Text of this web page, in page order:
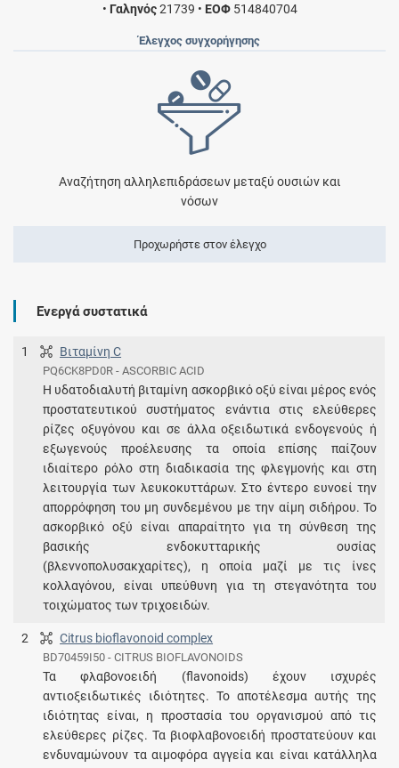
• Γαληνός21739 • ΕΟΦ514840704
Έλεγχος συγχορήγησης
Αναζήτηση αλληλεπιδράσεων μεταξύ ουσιών και
νόσων
Προχωρήστε στον έλεγχο
Ενεργά συστατικά
1 Βιταμίνη C
PQ6CK8PD0R - ASCORBIC ACID
Η υδατοδιαλυτή βιταμίνη ασκορβικό οξύ είναι μέρος ενός
προστατευτικού συστήματος ενάντια στις ελεύθερες
ρίζες οξυγόνου και σε άλλα οξειδωτικά ενδογενούς ή
εξωγενούς προέλευσης τα οποία επίσης παίζουν
ιδιαίτερο ρόλο στη διαδικασία της φλεγμονής και στη
λειτουργία των λευκοκυττάρων. Στο έντερο ευνοεί την
απορρόφηση του μη συνδεμένου με την αίμη σιδήρου. Το
ασκορβικό οξύ είναι απαραίτητο για τη σύνθεση της
βασικής ενδοκυτταρικής ουσίας
(βλεννοπολυσακχαρίτες), η οποία μαζί με τις ίνες
κολλαγόνου, είναι υπεύθυνη για τη στεγανότητα του
τοιχώματος των τριχοειδών.
2 Citrus bioflavonoid complex
BD70459I50 - CITRUS BIOFLAVONOIDS
Τα φλαβονοειδή (flavonoids) έχουν ισχυρές
αντιοξειδωτικές ιδιότητες. Το αποτέλεσμα αυτής της
ιδιότητας είναι, η προστασία του οργανισμού από τις
ελεύθερες ρίζες. Τα βιοφλαβονοειδή προστατεύουν και
ενδυναμώνουν τα αιμοφόρα αγγεία και είναι κατάλληλα